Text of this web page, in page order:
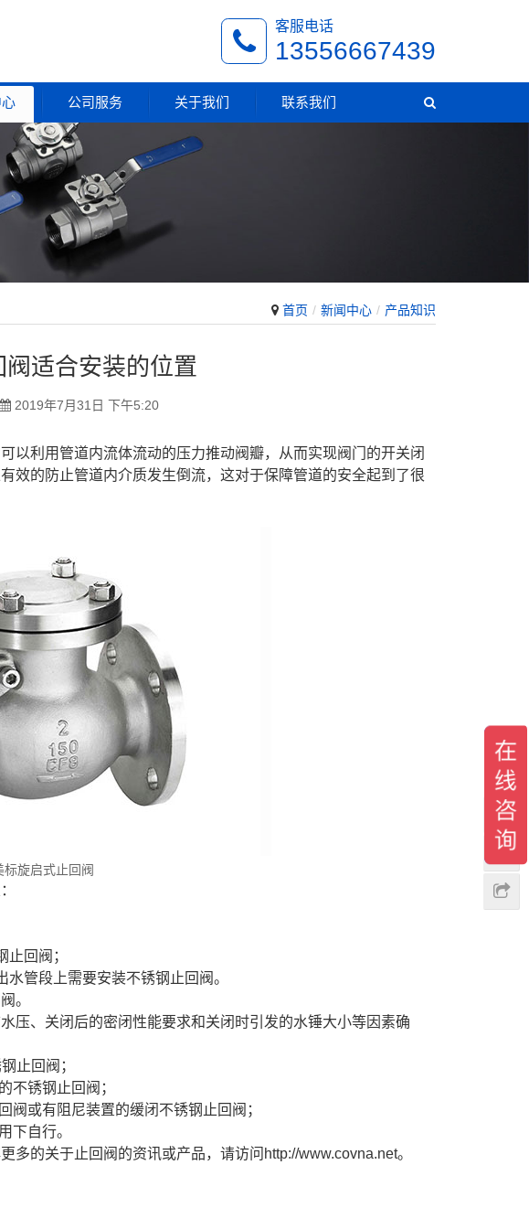
客服电话
13556667439
公司服务 关于我们 联系我们
首页 新闻中心 产品知识
适合安装的位置
2019年7月31日 下午5:20
以利用管道内流体流动的压力推动阀瓣，从而实现阀门的开关闭
效的防止管道内介质发生倒流，这对于保障管道的安全起到了很
标旋启式止回阀
回阀；
管段上需要安装不锈钢止回阀。
。
压、关闭后的密闭性能要求和关闭时引发的水锤大小等因素确
止回阀；
不锈钢止回阀；
或有阻尼装置的缓闭不锈钢止回阀；
下自行。
的关于止回阀的资讯或产品，请访问http://www.covna.net。